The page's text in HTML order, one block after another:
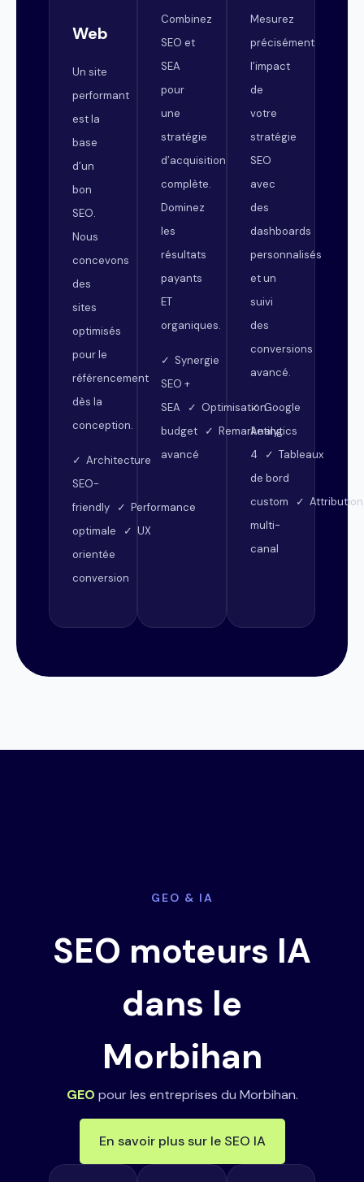
Web
Un site
performant
est la
base
d’un
bon
SEO.
Nous
concevons
des
sites
optimisés
pour le
référencement
dès la
conception.
✓ Architecture
SEO-
friendly ✓ Performance
optimale ✓ UX
orientée
conversion
Combinez
SEO et
SEA
pour
une
stratégie
d’acquisition
complète.
Dominez
les
résultats
payants
ET
organiques.
✓ Synergie
SEO +
SEA ✓ Optimisation
budget ✓ Remarketing
avancé
Mesurez
précisément
l’impact
de
votre
stratégie
SEO
avec
des
dashboards
personnalisés
et un
suivi
des
conversions
avancé.
✓ Google
Analytics
4 ✓ Tableaux
de bord
custom ✓ Attribution
multi-
canal
GEO & IA
SEO moteurs IA
dans le
Morbihan
GEO pour les entreprises du Morbihan.
En savoir plus sur le SEO IA